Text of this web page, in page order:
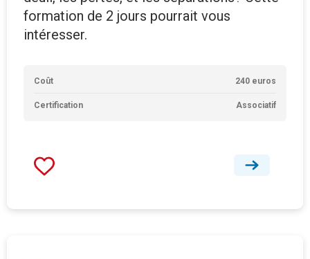
formation de 2 jours pourrait vous
intéresser.
Coût 240 euros
Certification Associatif